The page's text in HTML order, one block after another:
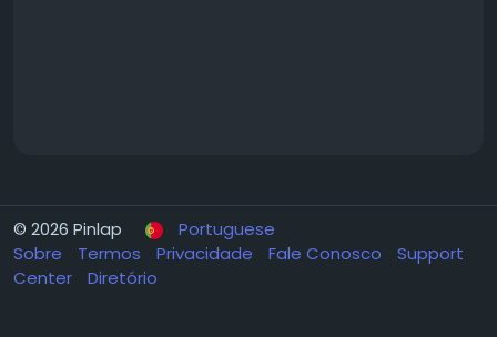
© 2026 Pinlap
Portuguese
Sobre
Termos Privacidade Fale Conosco
Support
Center
Diretório